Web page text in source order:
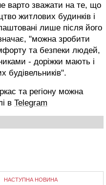
варто зважати на те, що
житлових будинків і
лише після його
"можна зробити
та безпеки людей,
- доріжки мають і
будівельників".
та регіону можна
в Telegram
НАСТУПНА НОВИНА